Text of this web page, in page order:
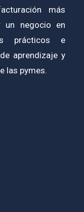
más
un negocio en
prácticos e
aprendizaje y
las pymes.